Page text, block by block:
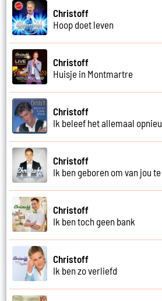
Christoff
Hoop doet leven
Christoff
Huisje in Montmartre
Christoff
Ik beleef het allemaal
Christoff
Ik ben geboren om van jou
Christoff
Ik ben toch geen bank
Christoff
Ik ben zo verliefd